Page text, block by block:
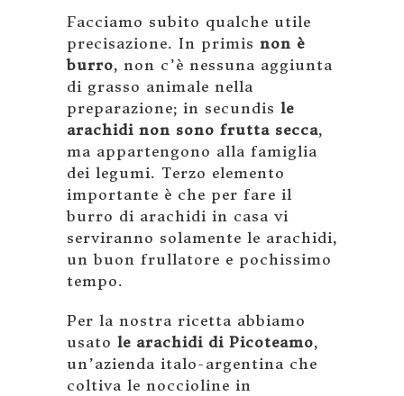
Facciamo subito qualche utile
precisazione. In primis non è
burro, non c’è nessuna aggiunta
di grasso animale nella
preparazione; in secundis le
arachidi non sono frutta secca,
ma appartengono alla famiglia
dei legumi. Terzo elemento
importante è che per fare il
burro di arachidi in casa vi
serviranno solamente le arachidi,
un buon frullatore e pochissimo
tempo.
Per la nostra ricetta abbiamo
usato le arachidi di Picoteamo,
un’azienda italo-argentina che
coltiva le noccioline in